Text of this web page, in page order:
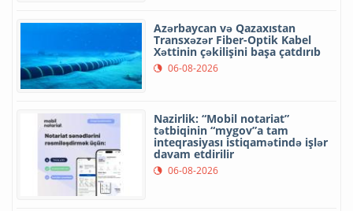
Azərbaycan və Qazaxıstan
Transxəzər Fiber-Optik Kabel
Xəttinin çəkilişini başa çatdırıb
06-08-2026
Nazirlik: “Mobil notariat”
tətbiqinin “mygov”a tam
inteqrasiyası istiqamətində işlər
davam etdirilir
06-08-2026